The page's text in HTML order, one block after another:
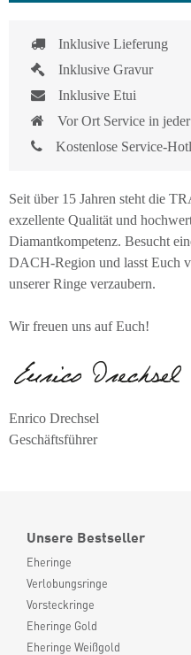
Inklusive Lieferung
Inklusive Gravur
Inklusive Etui
Vor Ort Service in
Kostenlose Service-
Seit über 15 Jahren steht die
exzellente Qualität und
Diamantkompetenz. Besucht
DACH-Region und lasst Euch
unserer Ringe verzaubern.
Wir freuen uns auf Euch!
Enrico Drechsel
Geschäftsführer
Unsere Bestseller
Eheringe
Verlobungsringe
Vorsteckringe
Eheringe Gold
Eheringe Weißgold